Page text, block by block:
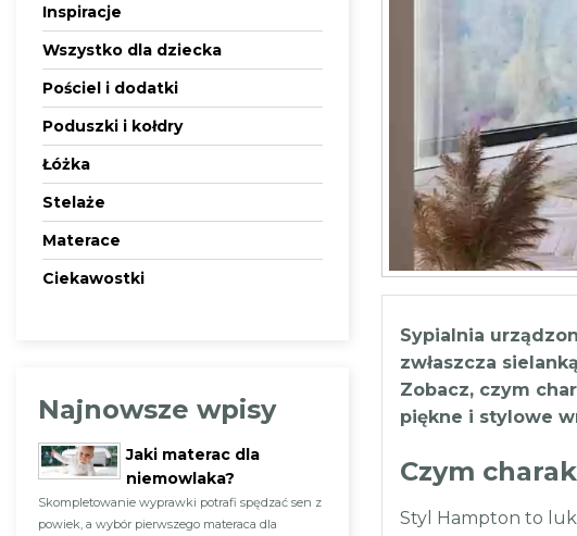
Inspiracje
Wszystko dla dziecka
Pościel i dodatki
Poduszki i kołdry
Łóżka
Stelaże
Materace
Ciekawostki
Najnowsze wpisy
Jaki materac dla
niemowlaka?
Skompletowanie wyprawki potrafi spędzać sen z
powiek, a wybór pierwszego materaca dla
Sypialnia
zwłaszcza
Zobacz, czym
piękne i stylowe
Czym
Styl Hampton to